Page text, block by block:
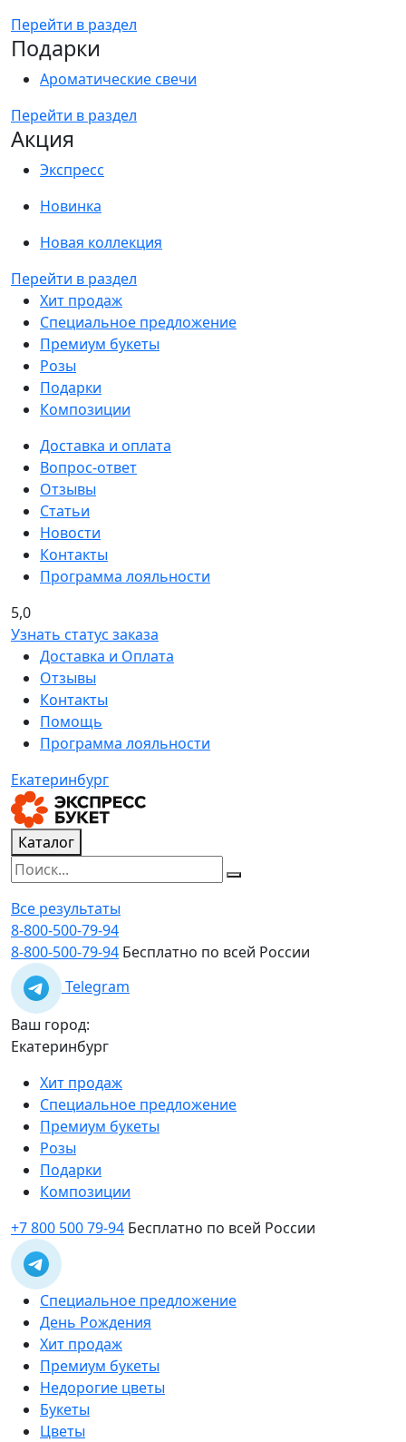
Перейти в раздел
Подарки
Ароматические свечи
Перейти в раздел
Акция
Экспресс
Новинка
Новая коллекция
Перейти в раздел
Хит продаж
Специальное предложение
Премиум букеты
Розы
Подарки
Композиции
Доставка и оплата
Вопрос-ответ
Отзывы
Статьи
Новости
Контакты
Программа лояльности
5,0
Узнать статус заказа
Доставка и Оплата
Отзывы
Контакты
Помощь
Программа лояльности
Екатеринбург
Каталог
Все результаты
8-800-500-79-94
8-800-500-79-94 Бесплатно по всей России
Telegram
Ваш город:
Екатеринбург
Хит продаж
Специальное предложение
Премиум букеты
Розы
Подарки
Композиции
+7 800 500 79-94 Бесплатно по всей России
Специальное предложение
День Рождения
Хит продаж
Премиум букеты
Недорогие цветы
Букеты
Цветы